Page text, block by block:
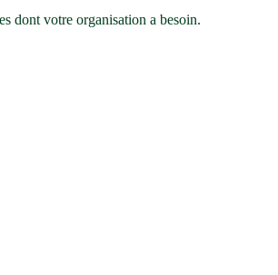
dont votre organisation a besoin.